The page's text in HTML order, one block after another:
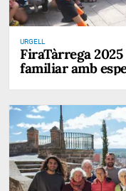
URGELL
FiraTàrrega
familiar amb